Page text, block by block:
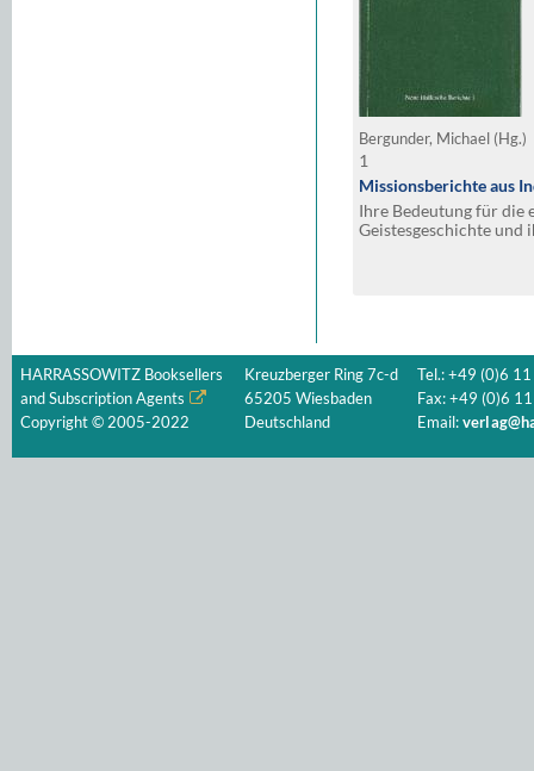
Bergunder, Michael (Hg.)
1
Missionsberichte aus
Ihre Bedeutung für die
Geistesgeschichte
HARRASSOWITZ Booksellers
and Subscription Agents
Copyright © 2005-2022
Kreuzberger Ring 7c-d
65205 Wiesbaden
Deutschland
Tel.: +49 (0)6
Fax: +49 (0)6
Email: